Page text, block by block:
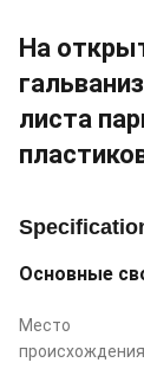
На
листа
Основные
Место